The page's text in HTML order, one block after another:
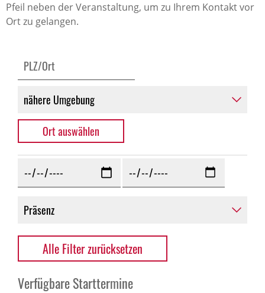
Pfeil neben der Veranstaltung, um zu Ihrem Kontakt vor
Ort zu gelangen.
Alle Filter zurücksetzen
Verfügbare Starttermine